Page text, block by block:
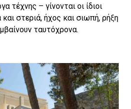
τέχνης – γίνονται οι ίδιοι
στεριά, ήχος και σιωπή, ρήξη
ταυτόχρονα.